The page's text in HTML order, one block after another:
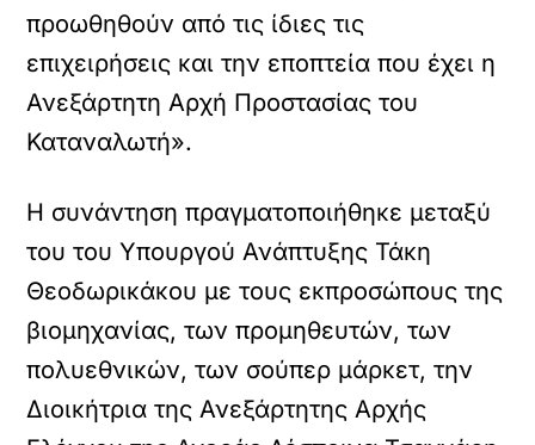
προωθηθούν από τις ίδιες τις
επιχειρήσεις και την εποπτεία που έχει η
Ανεξάρτητη Αρχή Προστασίας του
Καταναλωτή».
Η συνάντηση πραγματοποιήθηκε μεταξύ
του του Υπουργού Ανάπτυξης Τάκη
Θεοδωρικάκου με τους εκπροσώπους της
βιομηχανίας, των προμηθευτών, των
πολυεθνικών, των σούπερ μάρκετ, την
Διοικήτρια της Ανεξάρτητης Αρχής